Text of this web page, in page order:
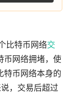
比特币网络交
币网络拥堵，使
特币网络本身的
，交易后超过